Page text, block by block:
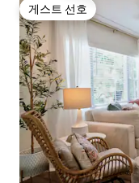
게스트 선호
게스트 선호